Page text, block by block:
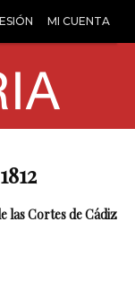
MI CUENTA
las Cortes de Cádiz